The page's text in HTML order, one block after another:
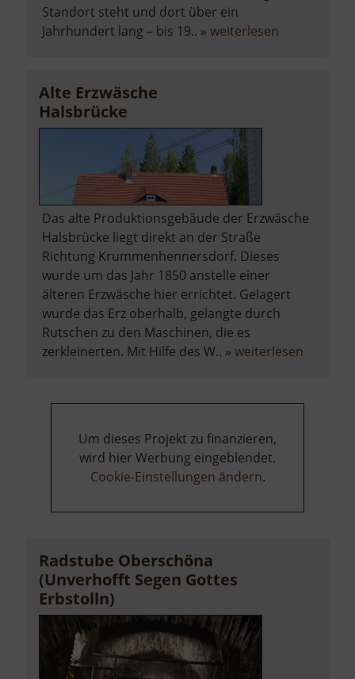
Standort steht und dort über ein
Jahrhundert lang – bis 19.. » weiterlesen
Alte Erzwäsche
Halsbrücke
Das alte Produktionsgebäude der Erzwäsche
Halsbrücke liegt direkt an der Straße
Richtung Krummenhennersdorf. Dieses
wurde um das Jahr 1850 anstelle einer
älteren Erzwäsche hier errichtet. Gelagert
wurde das Erz oberhalb, gelangte durch
Rutschen zu den Maschinen, die es
zerkleinerten. Mit Hilfe des W.. » weiterlesen
Um dieses Projekt zu finanzieren,
wird hier Werbung eingeblendet.
Cookie-Einstellungen ändern.
Radstube Oberschöna
(Unverhofft Segen Gottes
Erbstolln)